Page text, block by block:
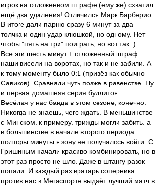
игрок на отложенном штрафе (ему же) схватил
ещё два удаления! Отличился Марк Барберио.
В итоге дали парню сразу 6 минут за два
толчка и один удар клюшкой, но одному. Нет
чтобы "пять на три" поиграть, но вот так :)
Все эти шесть минут + отложенный штраф
наши висели на воротах, но так и не забили. А
к тому моменту было 0:1 (привёз как обычно
Савиков). Сравняли чуть позже в равенстве. Ну
и первая домашняя серия буллитов.
Весёлая у нас банда в этом сезоне, конечно.
Никогда не знаешь, чего ждать. В меньшинстве
с Минском, к примеру, трижды могли забить, а
в большинстве в начале второго периода
полторы минуты в зону не получалось войти. С
Гришиным начали красиво комбинировать, но в
этот раз просто не шло. Даже в штангу разок
попали. И каждый раз вратарь соперника
против нас в Мегаспорте выдаёт лучший матч в